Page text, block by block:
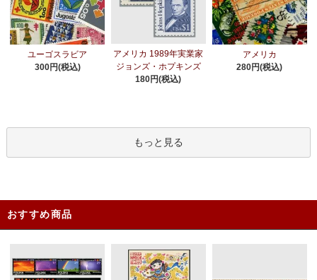
ユーゴスラビア
300円(税込)
アメリカ 1989年実業家
ジョンズ・ホプキンズ
180円(税込)
アメリカ
280円(税込)
もっと見る
おすすめ商品